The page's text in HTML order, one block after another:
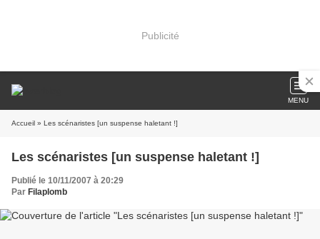
Publicité
MENU
Accueil » Les scénaristes [un suspense haletant !]
Les scénaristes [un suspense haletant !]
Publié le 10/11/2007 à 20:29
Par Filaplomb